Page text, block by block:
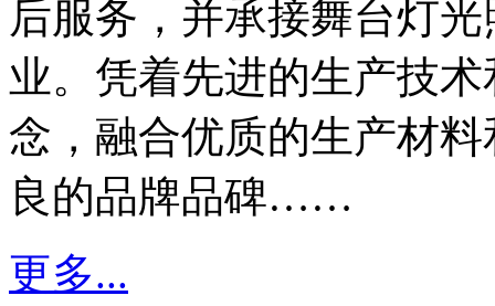
后服务，并承接舞台灯
业。凭着先进的生产技
念，融合优质的生产材
良的品牌品碑……
更多...